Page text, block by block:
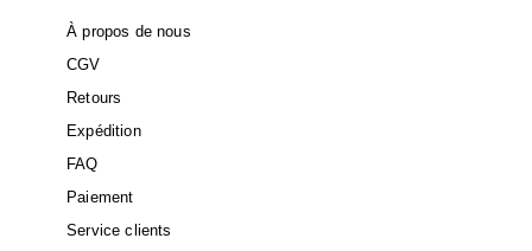
À propos de nous
CGV
Retours
Expédition
FAQ
Paiement
Service clients